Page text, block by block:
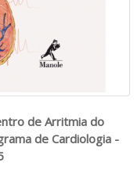
de Arritmia do
de Cardiologia -